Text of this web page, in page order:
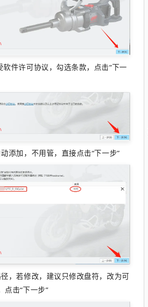
软件许可协议，勾选条款，点击“下一
添加，不用管，直接点击“下一步”
，若修改，建议只修改盘符，改为可
点击“下一步”